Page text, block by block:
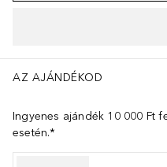
AZ AJÁNDÉKOD
Ingyenes ajándék 10 000 Ft
esetén.*